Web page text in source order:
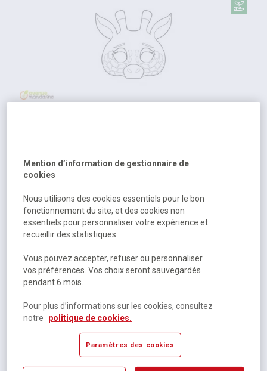
8,57 € HT
10,28 €TTC
Set de 4 cartes velours
Disponible selon modèle
Mention d’information de gestionnaire de
cookies
Nous utilisons des cookies essentiels pour le bon
fonctionnement du site, et des cookies non
essentiels pour personnaliser votre expérience et
recueillir des statistiques.
Vous pouvez accepter, refuser ou personnaliser
vos préférences. Vos choix seront sauvegardés
pendant 6 mois.
Pour plus d’informations sur les cookies, consultez
notre
politique de cookies.
Paramètres des cookies